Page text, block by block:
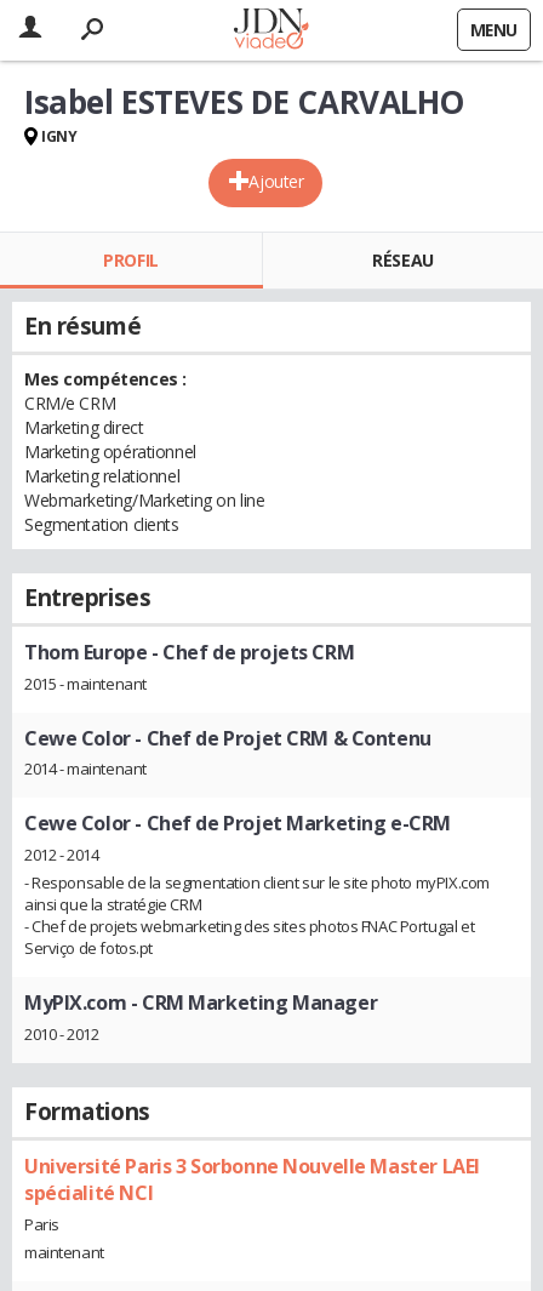
MENU
Ajouter
Isabel ESTEVES DE CARVALHO
IGNY
PROFIL RÉSEAU
En résumé
Mes compétences :
CRM/e CRM
Marketing direct
Marketing opérationnel
Marketing relationnel
Webmarketing/Marketing on line
Segmentation clients
Entreprises
Thom Europe - Chef de projets CRM
2015 - maintenant
Cewe Color- Chef de Projet CRM & Contenu
2014 - maintenant
Cewe Color- Chef de Projet Marketing e-CRM
2012 - 2014
- Responsable de la segmentation client sur le site photo myPIX.com
ainsi que la stratégie CRM
- Chef de projets webmarketing des sites photos FNAC Portugal et
Serviço de fotos.pt
MyPIX.com - CRM Marketing Manager
2010 - 2012
Formations
Université Paris 3 Sorbonne Nouvelle Master LAEI
spécialité NCI
Paris
maintenant